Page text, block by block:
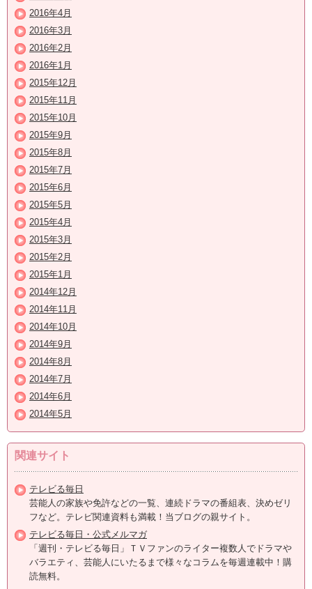
2016年4月
2016年3月
2016年2月
2016年1月
2015年12月
2015年11月
2015年10月
2015年9月
2015年8月
2015年7月
2015年6月
2015年5月
2015年4月
2015年3月
2015年2月
2015年1月
2014年12月
2014年11月
2014年10月
2014年9月
2014年8月
2014年7月
2014年6月
2014年5月
関連サイト
テレビる毎日
芸能人の家族や免許などの一覧、連続ドラマの番組表、決めゼリ
フなど。テレビ関連資料も満載！当ブログの親サイト。
テレビる毎日・公式メルマガ
「週刊・テレビる毎日」ＴＶファンのライター複数人でドラマや
バラエティ、芸能人にいたるまで様々なコラムを毎週連載中！購
読無料。